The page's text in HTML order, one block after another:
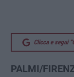
Clicca e segui
PALMI/